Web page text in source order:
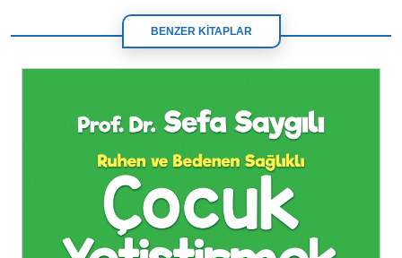
BENZER KİTAPLAR